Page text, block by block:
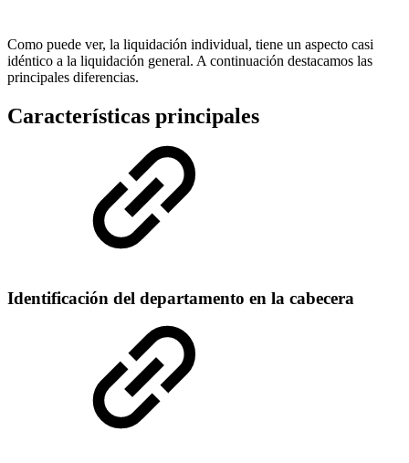
Como puede ver, la liquidación individual, tiene un aspecto casi
idéntico a la liquidación general. A continuación destacamos las
principales diferencias.
Características principales
Identificación del departamento en la cabecera